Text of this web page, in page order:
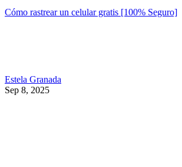
Cómo rastrear un celular gratis [100% Seguro]
Estela Granada
Sep 8, 2025